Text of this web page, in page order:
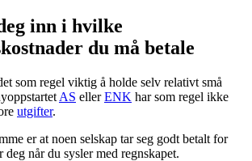
inn i hvilke
du må betale
som regel viktig å holde selv relativt små
AS ellerENK har som regel ikke
utgifter.
er at noen selskap tar seg godt betalt for
når du sysler med regnskapet.